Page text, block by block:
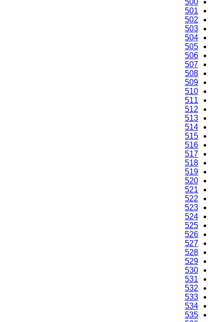
500
501
502
503
504
505
506
507
508
509
510
511
512
513
514
515
516
517
518
519
520
521
522
523
524
525
526
527
528
529
530
531
532
533
534
535